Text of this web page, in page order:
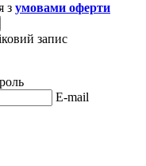
з умовами оферти
запис
E-mail